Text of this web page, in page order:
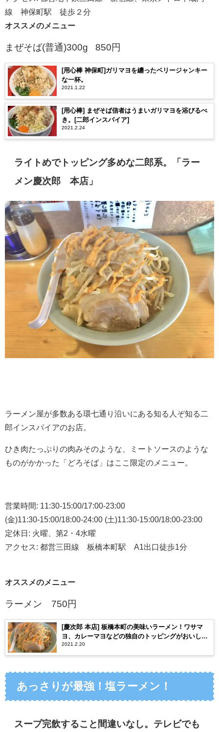
線 神保町駅 徒歩２分
オススメのメニュー
まぜそば(普通)300g 850円
[用心棒 神保町]ガリマヨを纏ったベリージャンキー
な一杯。
2021.1.22
[用心棒] まぜそば信者はうまいガリマヨを浴びるべ
き。[二郎インスパイア]
2021.2.24
ライトめでトッピング多めな二郎系。「ラー
メン慶次郎 本店」
ラーメン屋が多数ある環七通り沿いにある知る人ぞ知る二
郎インスパイアのお店。
ひき肉たっぷりの肉みそのような、ミートソースのような
ものがかかった「どろそば」はここ限定のメニュー。
営業時間: 11:30-15:00/17:00-23:00
(金)11:30-15:00/18:00-24:00 (土)11:30-15:00/18:00-23:00
定休日 : 火曜、第2 ・ 4水曜
アクセス: 都営三田線 板橋本町駅 A1出口徒歩1分
オススメのメニュー
ラーメン 750円
[慶次郎 本店] 板橋本町の美味いラーメン！ワサマ
ヨ、カレーマヨなどの独自のトッピングがおいし
い！[都営三田線]
2021.2.20
あっさりが最強！塩ラーメン！
スープ完飲すること間違いなし。テレビでも